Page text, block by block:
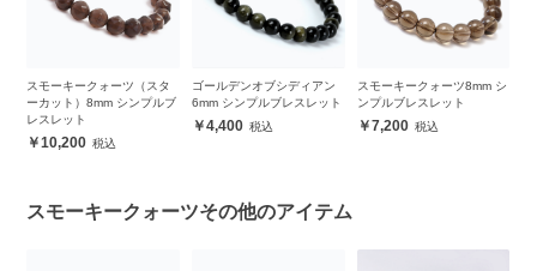
スモーキークォーツ（スタ
ーカット）8mm シンプルブ
レスレット
10,200
ゴールデンオブシディアン
6mm シンプルブレスレット
4,400
スモーキークォーツ8mm シ
ンプルブレスレット
7,200
スモーキークォーツその他のアイテム